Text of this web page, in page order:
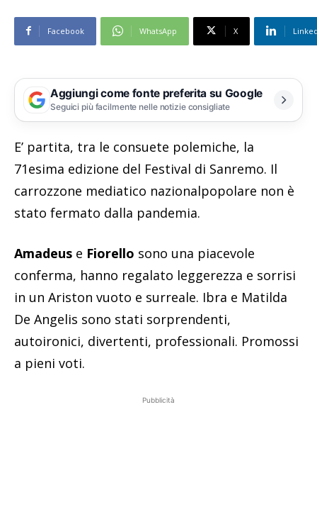
Facebook WhatsApp X
Aggiungi come fonte preferita su Google
Seguici più facilmente nelle notizie consigliate
E’ partita, tra le consuete polemiche, la
71esima edizione del Festival di Sanremo. Il
carrozzone mediatico nazionalpopolare non è
stato fermato dalla pandemia.
Amadeus e Fiorello sono una piacevole
conferma, hanno regalato leggerezza e sorrisi
in un Ariston vuoto e surreale. Ibra e Matilda
De Angelis sono stati sorprendenti,
autoironici, divertenti, professionali. Promossi
a pieni voti.
Pubblicità